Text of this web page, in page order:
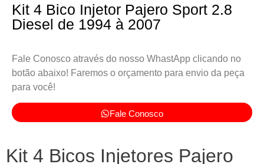
Kit 4 Bico Injetor Pajero Sport 2.8
Diesel de 1994 à 2007
Fale Conosco através do nosso WhastApp clicando no
botão abaixo! Faremos o orçamento para envio da peça
para você!
Fale Conosco
Kit 4 Bicos Injetores Pajero